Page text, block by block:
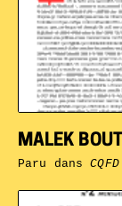
MALEK
Paru dansCQFD